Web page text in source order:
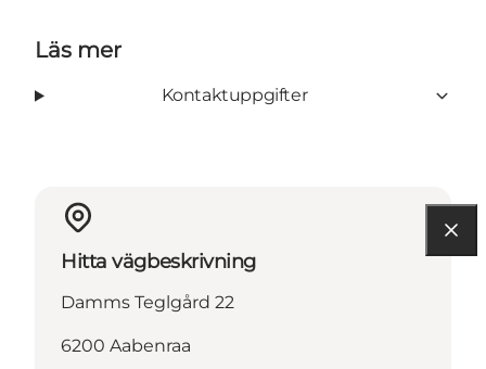
Läs mer
Kontaktuppgifter
Hitta vägbeskrivning
Damms Teglgård 22
6200 Aabenraa